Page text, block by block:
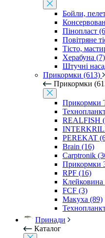
Бойли,
Пінопласт
Повітряне
Тісто,
Херабуна (7)
Штучні
Прикормки (613)
Прикормки
Прикормки
REALFISH
PEREKAT
Brain (16)
Carptronik
Прикормки
RPF (16)
Клейковина
FCF (3)
Макуха (89)
Принади
Каталог